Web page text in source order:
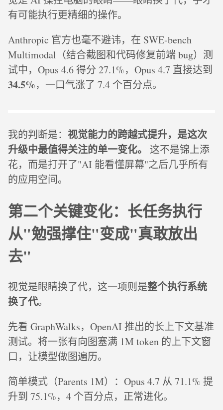
有可能执行更精细的操作。
Anthropic 官方也毫不避讳，在 SWE-bench
Multimodal（结合截图和代码修复前端 bug）测
试中，Opus 4.6 得分 27.1%，Opus 4.7 直接达到
34.5%，一口气涨了 7.4 个百分点。
我的判断是： 视觉能力的跨越式提升，是这次
升级中最值得关注的单一变化。
这不是锦上添
花，而是打开了"AI 能看懂屏幕"之后几乎所有
的应用空间。
第二个关键变化：长任务执行
从"勉强撑住"变成"真敢放出
去"
视觉是眼睛换了代，这一项则是整个执行系统
换了代。
先看 GraphWalks，OpenAI 推出的长上下文基准
测试。将一张有向图塞满 1M token 的上下文窗
口，让模型做图遍历。
简单模式（Parents 1M）：Opus 4.7 从 71.1% 提
升到 75.1%，4 个百分点，正常进化。